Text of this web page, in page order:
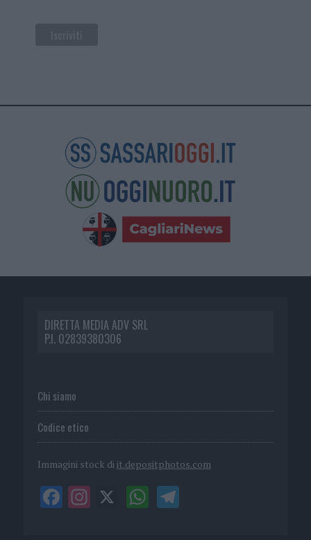
DIRETTA MEDIA ADV SRL
P.I. 02839380306
Chi siamo
Codice etico
Immagini stock di it.depositphotos.com